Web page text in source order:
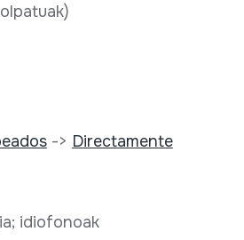
-> Directamente
idiofonoak